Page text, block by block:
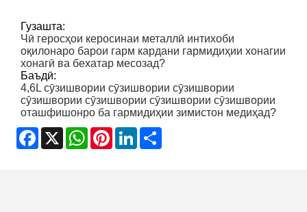
Гузашта:
Чӣ геросҳои керосинаи металлӣ интихоби
оқилонаро барои гарм кардани гармидиҳии хонагии
хонагӣ ва бехатар месозад?
Баъдӣ:
4,6L сӯзишвории сӯзишвории сӯзишвории
сӯзишвории сӯзишвории сӯзишвории сӯзишвории
оташфишонро ба гармидиҳии зимистон медиҳад?
Facebook
X WhatsApp
PinterestLinkedIn